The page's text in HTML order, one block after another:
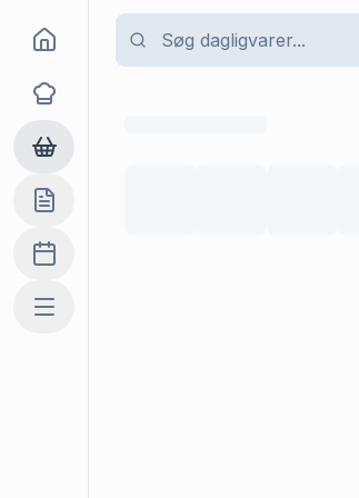
Goma
Opskrifter
Dagligvarer
Indkøbslisten
Madplan
Mere